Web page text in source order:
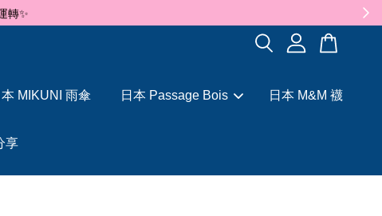
轉✨
本 MIKUNI 雨傘 日本 Passage Bois 日本 M&M 襪
享